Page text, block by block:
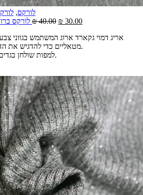
לורקס,
₪40.00 ₪ 30.00
אריג דמוי גקארד ארוג המשתמש בגווני
מטאליים כדי להדגיש את הדוגמא ללא מתיחה.
למפות שולחן בגדים תחפושות וילונות.